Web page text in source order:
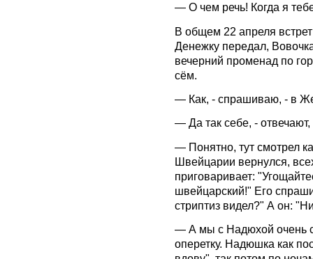
— О чем речь! Когда я
В общем 22 апреля
Денежку передал,
вечерний променад по
сём.
— Как, - спрашиваю, - в
— Да так себе, -
— Понятно, тут смотрел
Швейцарии вернулся,
приговаривает:
швейцарский!" Его
стриптиз видел?" А он:
— А мы с Надюхой очень
оперетку. Надюшка как